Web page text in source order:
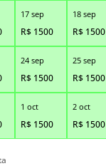
17 sep
R$ 1500
18 sep
R$ 1500
24 sep
R$ 1500
25 sep
R$ 1500
1 oct
R$ 1500
2 oct
R$ 1500